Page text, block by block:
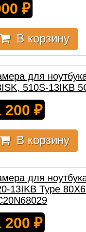
₽
В корзину
для
510S-13IKB
200 ₽
В корзину
для
13IKB Type
200 ₽